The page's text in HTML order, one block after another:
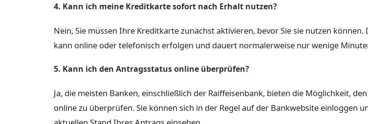
4. Kann ich meine Kreditkarte sofort nach Erhalt nutzen?
Nein, Sie müssen Ihre Kreditkarte zunächst aktivieren, bevor Sie sie nutzen können.
kann online oder telefonisch erfolgen und dauert normalerweise nur wenige
5. Kann ich den Antragsstatus online überprüfen?
Ja, die meisten Banken, einschließlich der Raiffeisenbank, bieten die Möglichkeit,
online zu überprüfen. Sie können sich in der Regel auf der Bankwebsite einloggen